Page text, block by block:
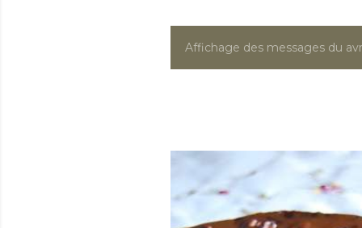
M
s
a
g
Affichage des messages du